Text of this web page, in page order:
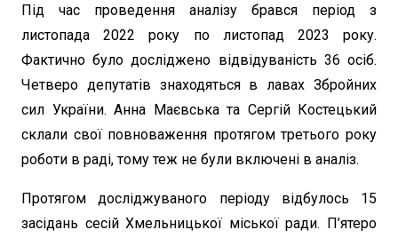
Під час проведення аналізу брався період з
листопада 2022 року по листопад 2023 року.
Фактично було досліджено відвідуваність 36 осіб.
Четверо депутатів знаходяться в лавах Збройних
сил України. Анна Маєвська та Сергій Костецький
склали свої повноваження протягом третього року
роботи в раді, тому теж не були включені в аналіз.
Протягом досліджуваного періоду відбулось 15
засідань сесій Хмельницької міської ради. П’ятеро